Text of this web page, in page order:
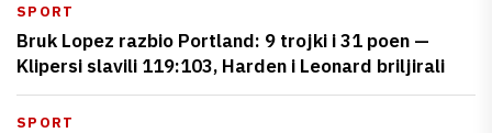
SPORT
Bruk Lopez razbio Portland: 9 trojki i 31 poen —
Klipersi slavili 119:103, Harden i Leonard briljirali
SPORT